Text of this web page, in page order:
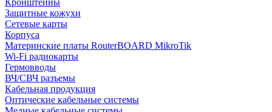
Кронштейны
Защитные кожухи
Сетевые карты
Корпуса
Материнские платы RouterBOARD MikroTik
Wi-Fi радиокарты
Гермовводы
ВЧ/СВЧ разъемы
Кабельная продукция
Оптические кабельные системы